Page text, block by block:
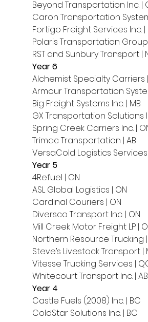
Beyond Transportation Inc. |
Caron Transportation
Fortigo Freight Services Inc. |
Polaris Transportation Group
RST and Sunbury Transport |
Year 6
Alchemist Specialty Carriers
Armour Transportation
Big Freight Systems Inc. | MB
GX Transportation Solutions
Spring Creek Carriers Inc. |
Trimac Transportation | AB
VersaCold Logistics Services
Year 5
4Refuel | ON
ASL Global Logistics | ON
Cardinal Couriers | ON
Diversco Transport Inc. | ON
Mill Creek Motor Freight LP |
Northern Resource Trucking |
Steve’s Livestock Transport |
Vitesse Trucking Services |
Whitecourt Transport Inc. | AB
Year 4
Castle Fuels (2008) Inc. | BC
ColdStar Solutions Inc. | BC